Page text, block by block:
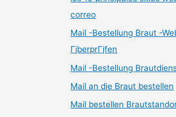
correo
Mail -Bestellung Braut -
ГјberprГјfen
Mail -Bestellung
Mail an die Braut bestellen
Mail bestellen